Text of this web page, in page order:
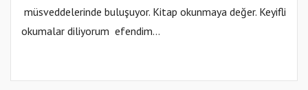
müsveddelerinde buluşuyor. Kitap okunmaya değer. Keyifli
okumalar diliyorum efendim…